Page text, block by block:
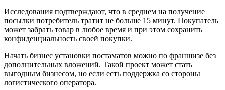
Исследования подтверждают, что в среднем на получение
посылки потребитель тратит не больше 15 минут. Покупатель
может забрать товар в любое время и при этом сохранить
конфиденциальность своей покупки.
Начать бизнес установки постаматов можно по франшизе без
дополнительных вложений. Такой проект может стать
выгодным бизнесом, но если есть поддержка со стороны
логистического оператора.